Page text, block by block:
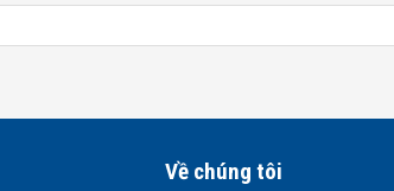
Về chúng tôi